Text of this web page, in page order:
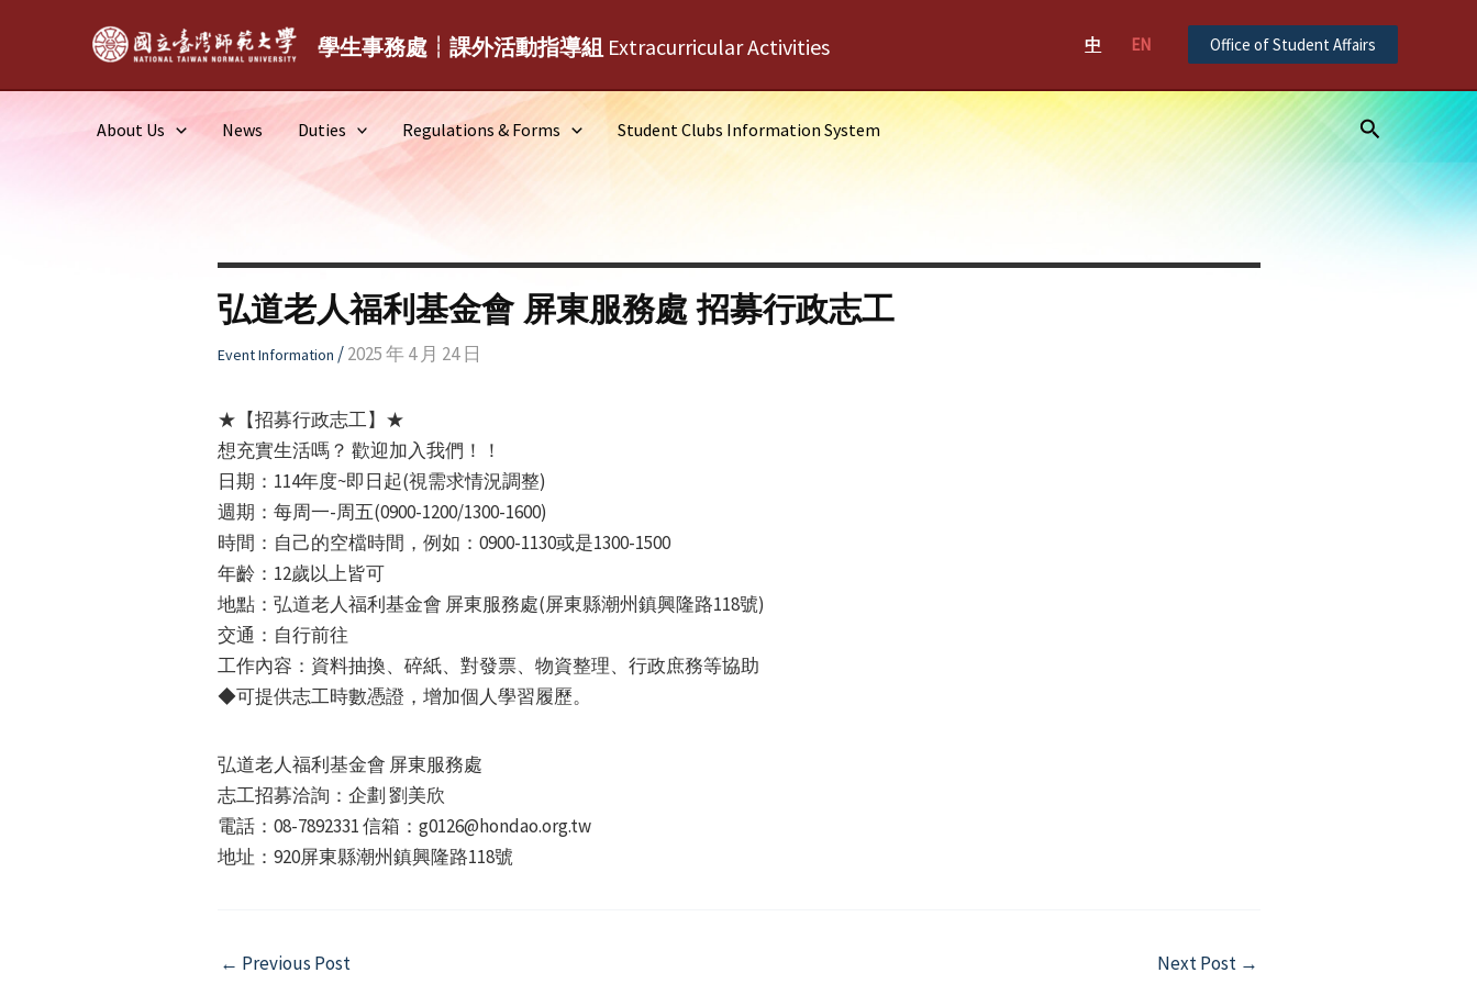
學生事務處┆課外活動指導組 Extracurricular Activities 中 EN Office of Student Affairs
About Us News Duties Regulations & Forms Student Clubs Information System Search
弘道老人福利基金會 屏東服務處 招募行政志工
Event Information /2025 年 4 月 24 日
★【招募行政志工】★
想充實生活嗎？ 歡迎加入我們！！
日期：114年度~即日起(視需求情況調整)
週期：每周一-周五(0900-1200/1300-1600)
時間：自己的空檔時間，例如：0900-1130或是1300-1500
年齡：12歲以上皆可
地點：弘道老人福利基金會 屏東服務處(屏東縣潮州鎮興隆路118號)
交通：自行前往
工作內容：資料抽換、碎紙、對發票、物資整理、行政庶務等協助
◆可提供志工時數憑證，增加個人學習履歷。
弘道老人福利基金會 屏東服務處
志工招募洽詢：企劃 劉美欣
電話：08-7892331 信箱：g0126@hondao.org.tw
地址：920屏東縣潮州鎮興隆路118號
Post
← Previous Post Next Post →